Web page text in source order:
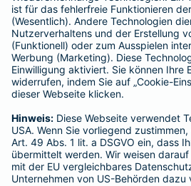
Kranken-
Adresse
Schaden